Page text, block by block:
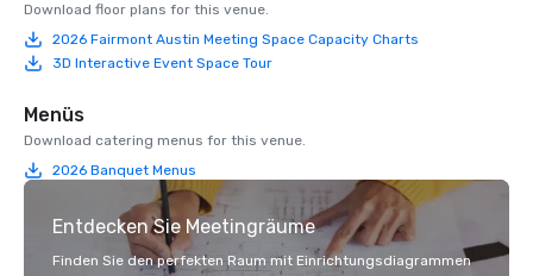
Download floor plans for this venue.
2026 Fairmont Austin Meeting Space Capacity Charts
3D Interactive Event Space Tour
Menüs
Download catering menus for this venue.
2026 Banquet Menus
Entdecken Sie Meetingräume
Finden Sie den perfekten Raum mit Einrichtungsdiagrammen